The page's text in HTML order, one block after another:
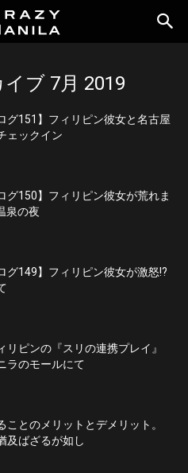
ブ 7月 2019
グ151】フィリピン彼女と名古屋
ェックイン
グ150】フィリピン彼女が荒れま
泉の夜
グ149】フィリピン彼女が激怒!?
リピンの『スリの連携プレイ』
ラのモールにて
ことのメリットとデメリット。
及ばざるが如し